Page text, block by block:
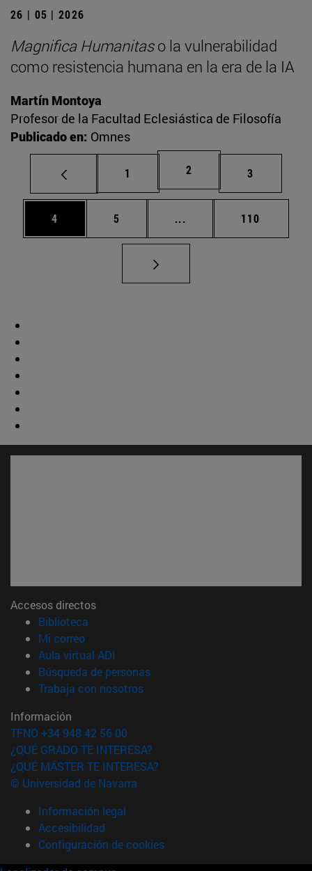
26 | 05 | 2026
Magnifica Humanitaso la vulnerabilidad
como resistencia humana en la era de la IA
Martín Montoya
Profesor de la Facultad Eclesiástica de Filosofía
Publicado en: Omnes
Página
1 Página
2 Página
3
Página
4 Página
5 ... Páginas intermedias
Página
110
Accesos directos
Biblioteca
Mi correo(abre en nueva ventana)
Aula virtual ADI
Búsqueda de personas(abre en nueva ventana)
Trabaja con nosotros(abre en nueva ventana)
Información
TFNO +34 948 42 56 00
¿QUÉ GRADO TE INTERESA?
¿QUÉ MÁSTER TE INTERESA?
© Universidad de Navarra
Información legal
Accesibilidad
Configuración de cookies